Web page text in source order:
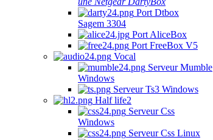
Port Dtbox
Sagem 3304
Port AliceBox
Port FreeBox V5
Vocal
Serveur Mumble
Windows
Serveur Ts3 Windows
Half life2
Serveur Css
Windows
Serveur Css Linux